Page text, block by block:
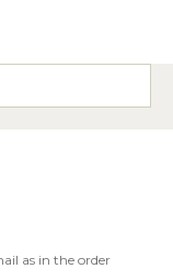
as in the order